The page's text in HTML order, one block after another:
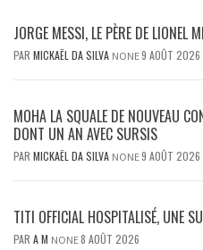
JORGE MESSI, LE PÈRE DE LIONEL
PAR MICKAËL DA SILVA NONE9 AOÛT 2026
MOHA LA SQUALE DE NOUVEAU
DONT UN AN AVEC SURSIS
PAR MICKAËL DA SILVA NONE9 AOÛT 2026
TITI OFFICIAL HOSPITALISÉ, UNE
PAR A M NONE8 AOÛT 2026